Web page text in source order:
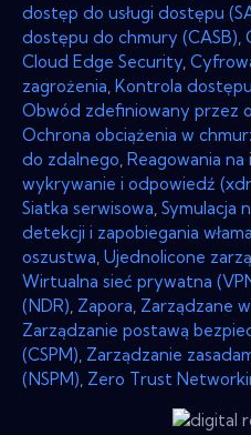
dostęp do usługi dostępu
dostępu do chmury (CASB)
Cloud Edge Security
zagrożenia Kontrola
Obwód zdefiniowany przez
Ochrona obciążenia w
do zdalnego Reagowania
wykrywanie i odpowiedź
Siatka serwisowa Symulacja
detekcji i zapobiegania
oszustwa Ujednolicone
Wirtualna sieć prywatna
(NDR) Zapora Zarządzane
Zarządzanie postawą
(CSPM) Zarządzanie
(NSPM) Zero Trust